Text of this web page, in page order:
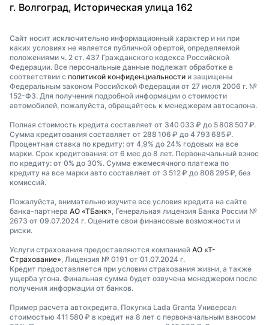
г. Волгоград, Историческая улица 162
Сайт носит исключительно информационный характер и ни при
каких условиях не является публичной офертой, определяемой
положениями ч. 2 ст. 437 Гражданского кодекса Российской
Федерации. Все персональные данные подлежат обработке в
соответствии с политикой конфиденциальности и защищены
Федеральным законом Российской Федерации от 27 июля 2006 г. №
152-ФЗ. Для получения подробной информации о стоимости
автомобилей, пожалуйста, обращайтесь к менеджерам автосалона.
Полная стоимость кредита составляет от 340 033 ₽ до 5 808 507 ₽.
Сумма кредитования составляет от 288 106 ₽ до 4 793 685 ₽.
Процентная ставка по кредиту: от 4,9% до 24% годовых на все
марки. Срок кредитования: от 6 мес до 8 лет. Первоначальный взнос
по кредиту: от 0% до 30%. Сумма ежемесячного платежа по
кредиту на все марки авто составляет от 3 512 ₽ до 808 295 ₽, без
комиссий.
Пожалуйста, внимательно изучите все условия кредита на сайте
банка-партнера АО «ТБанк» , Генеральная лицензия Банка России №
2673 от 09.07.2024 г. Оцените свои финансовые возможности и
риски.
Услуги страхования предоставляются компанией АО «Т-
Страхование» , Лицензия № 0191 от 01.07.2024 г.
Кредит предоставляется при условии страхования жизни, а также
ущерба угона. Финальная сумма будет озвучена менеджером после
получения информации от банков.
Пример расчета автокредита. Покупка Lada Granta Универсал
стоимостью 411 580 ₽ в кредит на 8 лет с первоначальным взносом